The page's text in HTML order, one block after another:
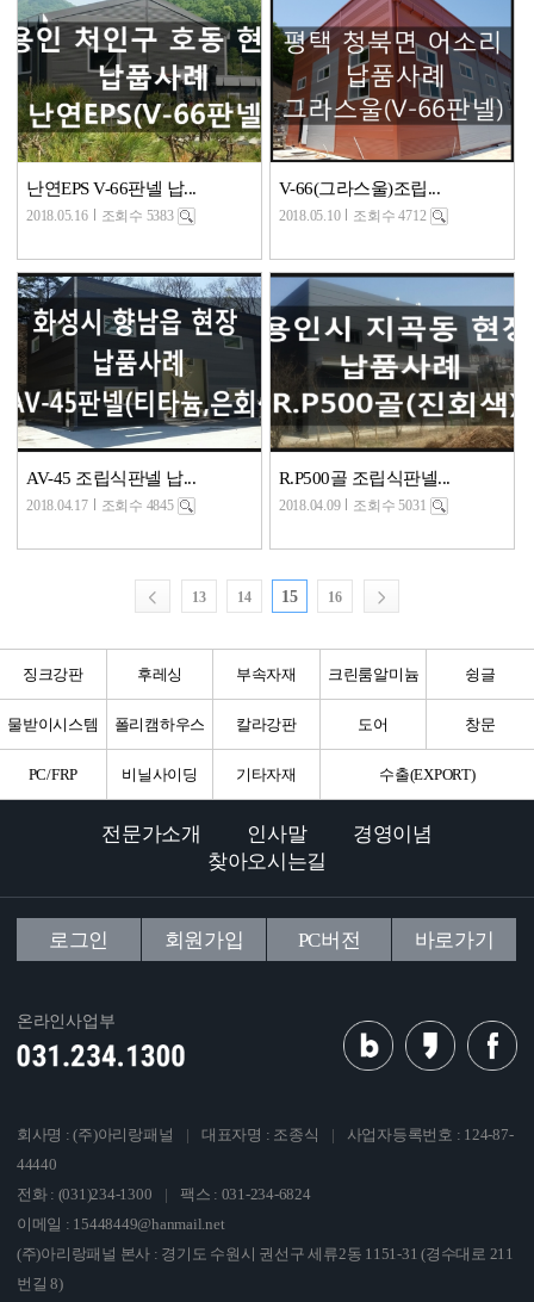
난연EPS V-66판넬 납...
2018.05.16 조회수 5383
V-66(그라스울)조립...
2018.05.10 조회수 4712
AV-45 조립식판넬 납...
2018.04.17 조회수 4845
R.P500골 조립식판넬...
2018.04.09 조회수 5031
13 14 15 16
징크강판 후레싱 부속자재 크린룸알미늄 슁글
물받이시스템 폴리캠하우스 칼라강판 도어 창문
PC/FRP 비닐사이딩 기타자재 수출(EXPORT)
전문가소개 인사말
경영이념
찾아오시는길
로그인 회원가입 PC버전 바로가기
온라인사업부
회사명 : (주)아리랑패널 대표자명 : 조종식
사업자등록번호 : 124-87-
44440
전화 : (031)234-1300
팩스 : 031-234-6824
이메일 : 15448449@hanmail.net
(주)아리랑패널 본사 : 경기도 수원시 권선구 세류2동 1151-31 (경수대로 211
번길 8)